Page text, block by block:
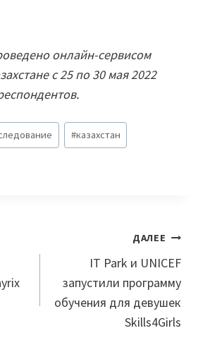
онлайн-сервисом
с 25 по 30 мая 2022
#казахстан
ДАЛЕЕ
IT Park и UNICEF
запустили программу
обучения для девушек
Skills4Girls